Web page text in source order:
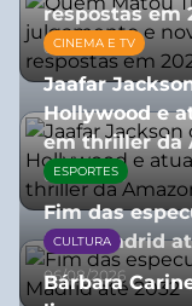
respostas em
05/08/2026
CINEMA E TV
Jaafar
Hollywood e
em thriller da
06/08/2026
ESPORTES
Fim das
Real Madrid
06/08/2026
CULTURA
Bárbara